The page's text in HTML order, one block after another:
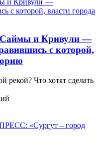
Саймы и Кривули —
с которой,
рекой? Что хотят сделать